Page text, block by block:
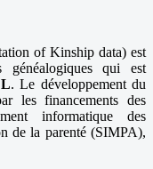
of Kinship data) est
qui est
. Le développement du
les financements des
informatique des
de la parenté (SIMPA),